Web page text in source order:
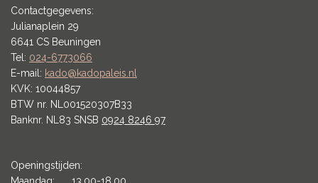
Contactgegevens:
Julianaplein 29
6641 CS Beuningen
Tel: 024-6773066
E-mail: kado@kadopaleis.nl
KVK: 10044857
BTW nr. NL001520307B33
Banknr. NL83 SNSB 0924 8246 97
Openingstijden:
Maandag: 13.00-18.00